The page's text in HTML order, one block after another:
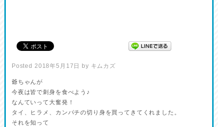
Posted 2018年5月17日 by キムカズ
爺ちゃんが
今夜は皆で刺身を食べよう♪
なんていって大奮発！
タイ、ヒラメ、カンパチの切り身を買ってきてくれました。
それを知って